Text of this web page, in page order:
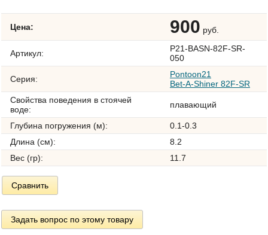
Цена: 900 руб.
Артикул:
P21-BASN-82F-SR-
050
Серия:
Pontoon21
Bet-A-Shiner 82F-SR
Свойства поведения в стоячей
воде:
плавающий
Глубина погружения (м):
0.1-0.3
Длина (см):
8.2
Вес (гр):
11.7
Сравнить
Задать вопрос по этому товару